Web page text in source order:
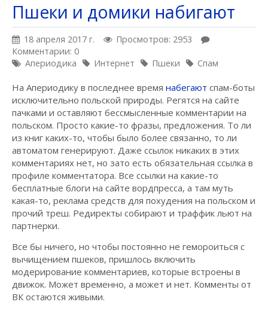
Пшеки и домики набигают
18 апреля 2017 г.
Просмотров: 2953
Комментарии: 0
Апериодика
Интернет Пшеки Спам
На Апериодику в последнее время набегают спам-боты
исключительно польской природы. Регятся на сайте
пачками и оставляют бессмысленные комментарии на
польском. Просто какие-то фразы, предложения. То ли
из книг каких-то, чтобы было более связанно, то ли
автоматом генерируют. Даже ссылок никаких в этих
комментариях нет, но зато есть обязательная ссылка в
профиле комментатора. Все ссылки на какие-то
бесплатные блоги на сайте вордпресса, а там муть
какая-то, реклама средств для похудения на польском и
прочий треш. Редиректы собирают и траффик льют на
партнерки.
Все бы ничего, но чтобы постоянно не гемороиться с
вычищением пшеков, пришлось включить
модерирование комментариев, которые встроены в
движок. Может временно, а может и нет. Комменты от
ВК остаются живыми.